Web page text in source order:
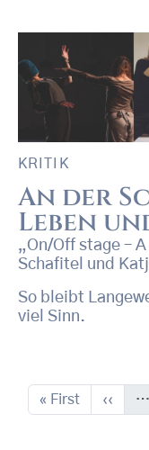
KRITIK
An der
Leben
„On/Off stage –
Schafitel und
So bleibt
viel Sinn.
Erste Seite
« First ‹‹ …